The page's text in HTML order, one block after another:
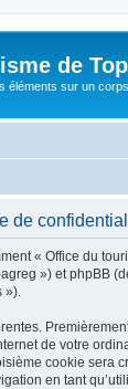
de
éléments sur un
de
« Office du
») et phpBB
de votre
cookie sera
en tant